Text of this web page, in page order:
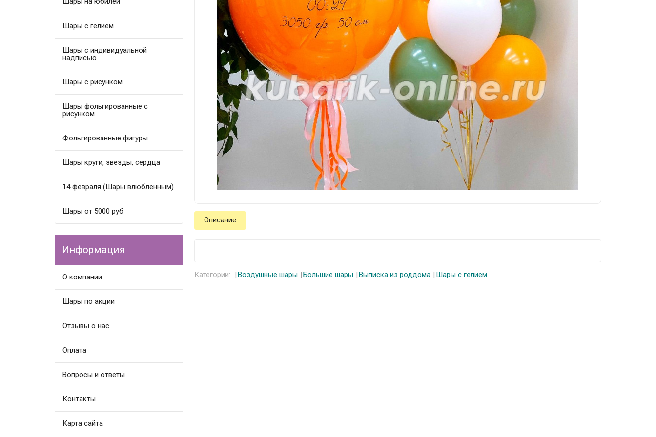
Шары с гелием
Шары с индивидуальной
надписью
Шары с рисунком
Шары фольгированные с
рисунком
Фольгированные фигуры
Шары круги, звезды, сердца
14 февраля (Шары влюбленным)
Шары от 5000 руб
Информация
О компании
Шары по акции
Отзывы о нас
Оплата
Вопросы и ответы
Контакты
Карта сайта
Описание
Категории: Воздушные шары Большие шары Выписка из роддома Шары с гелием